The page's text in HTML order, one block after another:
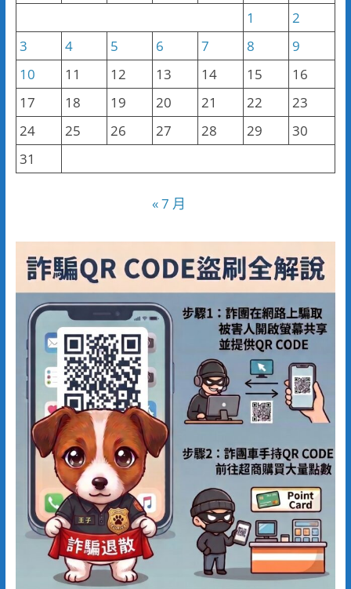
1
2
3
4 5 6 7 8
9
10
11 12 13 14 15
16
17
18 19 20 21 22
23
24
25 26 27 28 29
30
31
« 7 月